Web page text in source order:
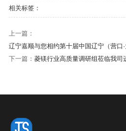
相关标签：
上一篇：
辽宁嘉顺与您相约第十届中国辽宁（营口
下一篇： 菱镁行业高质量调研组莅临我司